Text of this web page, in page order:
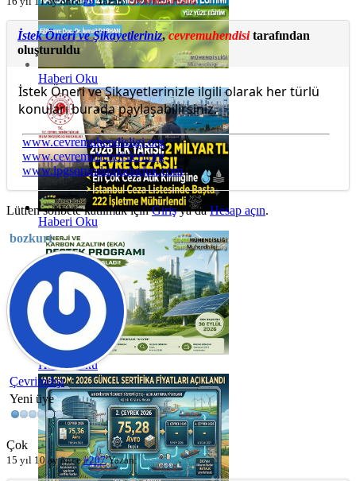
Haberi Oku
Haberi Oku
Haberi Oku
İstek Öneri ve Şikayetleriniz,cevremuhendisitarafından
oluşturuldu
İstek Öneri ve Şikayetlerinizle ilgili olarak her türlü
konuları burada paylaşabilirsiniz.
www.cevremuhendisligi.org
www.cevremuhendisleri.org
www.lpgsorumlumudurluk.com
Lütfen sohbete katılmak içinGirişya daHesap açın.
bozkurt
Çevrimdışı
Yeni üye
Çok
15 yıl 10 ay önce #207 Yazan:bozkurt